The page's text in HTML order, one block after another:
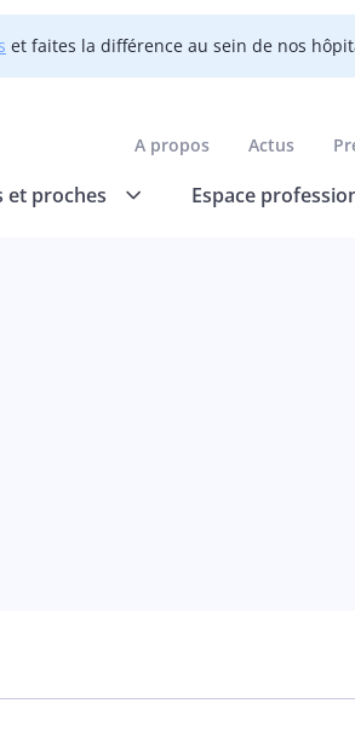
et faites la différence au sein de nos
A propos Actus
et proches Espace